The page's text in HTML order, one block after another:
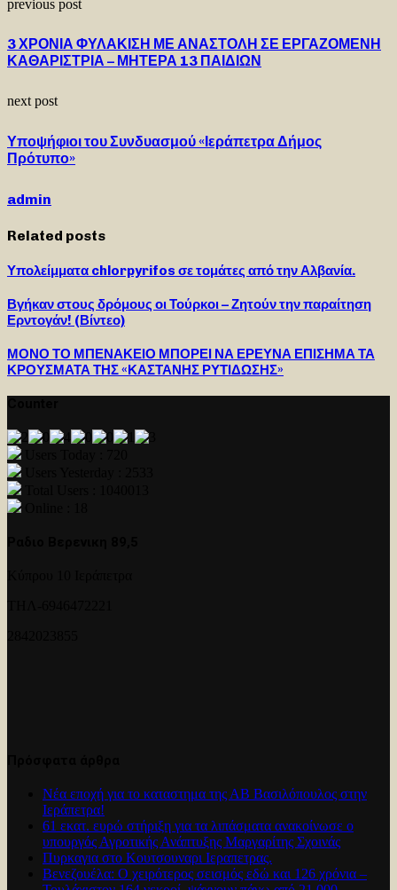
previous post
3 ΧΡΟΝΙΑ ΦΥΛΑΚΙΣΗ ΜΕ ΑΝΑΣΤΟΛΗ ΣΕ ΕΡΓΑΖΟΜΕΝΗ
ΚΑΘΑΡΙΣΤΡΙΑ – ΜΗΤΕΡΑ 13 ΠΑΙΔΙΩΝ
next post
Υποψήφιοι του Συνδυασμού «Ιεράπετρα Δήμος
Πρότυπο»
admin
Related posts
Υπολείμματα chlorpyrifos σε τομάτες από την Αλβανία.
Βγήκαν στους δρόμους οι Τούρκοι – Ζητούν την παραίτηση
Ερντογάν! (Βίντεο)
ΜΟΝΟ ΤΟ ΜΠΕΝΑΚΕΙΟ ΜΠΟΡΕΙ ΝΑ ΕΡΕΥΝΑ ΕΠΙΣΗΜΑ ΤΑ
ΚΡΟΥΣΜΑΤΑ ΤΗΣ «ΚΑΣΤΑΝΗΣ ΡΥΤΙΔΩΣΗΣ»
Νέα εποχή για το καταστημα της ΑΒ Βασιλόπουλος στην
Ιεράπετρα!
61 εκατ. ευρώ στήριξη για τα λιπάσματα ανακοίνωσε ο
υπουργός Αγροτικής Ανάπτυξης Μαργαρίτης Σχοινάς
Πυρκαγια στο Κουτσουναρι Ιεραπετρας.
Βενεζουέλα: Ο χειρότερος σεισμός εδώ και 126 χρόνια –